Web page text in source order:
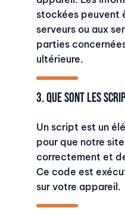
stockées peuvent
serveurs ou aux
parties
ultérieure.
3. Que sont les
Un script est un
pour que notre
correctement et
Ce code est
sur votre appareil.